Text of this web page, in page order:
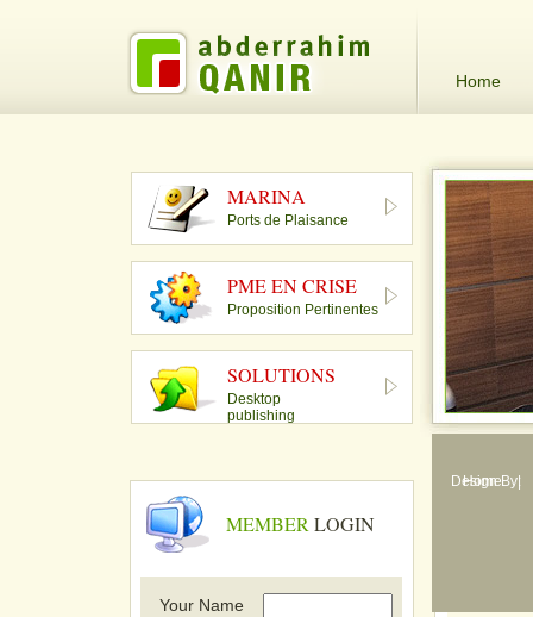
Home
MARINA
Ports de Plaisance
PME EN CRISE
Proposition Pertinentes
SOLUTIONS
Desktop
publishing
MEMBER LOGIN
Your Name
Home |
Design By: